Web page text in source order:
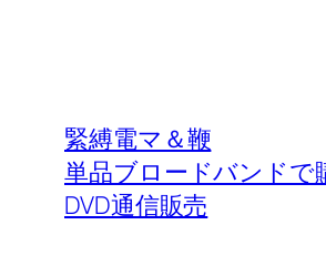
緊縛電マ＆鞭
単品ブロードバンドで
DVD通信販売